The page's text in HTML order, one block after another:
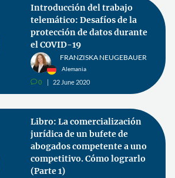
Introducción del trabajo
telemático: Desafíos de la
protección de datos durante
el COVID-19
FRANZISKA NEUGEBAUER
Alemania
v0 22 June 2020
Libro: La comercialización
jurídica de un bufete de
abogados competente a uno
competitivo. Cómo lograrlo
(Parte 1)